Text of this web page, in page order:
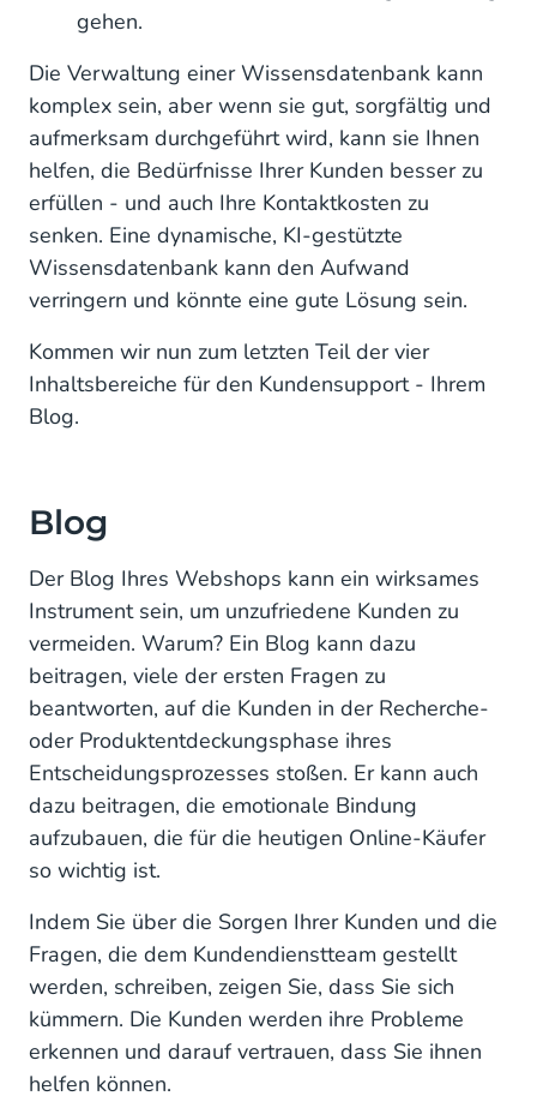
gehen.
Die Verwaltung einer Wissensdatenbank kann
komplex sein, aber wenn sie gut, sorgfältig und
aufmerksam durchgeführt wird, kann sie Ihnen
helfen, die Bedürfnisse Ihrer Kunden besser zu
erfüllen - und auch Ihre Kontaktkosten zu
senken. Eine dynamische, KI-gestützte
Wissensdatenbank kann den Aufwand
verringern und könnte eine gute Lösung sein.
Kommen wir nun zum letzten Teil der vier
Inhaltsbereiche für den Kundensupport - Ihrem
Blog.
Blog
Der Blog Ihres Webshops kann ein wirksames
Instrument sein, um unzufriedene Kunden zu
vermeiden. Warum? Ein Blog kann dazu
beitragen, viele der ersten Fragen zu
beantworten, auf die Kunden in der Recherche-
oder Produktentdeckungsphase ihres
Entscheidungsprozesses stoßen. Er kann auch
dazu beitragen, die emotionale Bindung
aufzubauen, die für die heutigen Online-Käufer
so wichtig ist.
Indem Sie über die Sorgen Ihrer Kunden und die
Fragen, die dem Kundendienstteam gestellt
werden, schreiben, zeigen Sie, dass Sie sich
kümmern. Die Kunden werden ihre Probleme
erkennen und darauf vertrauen, dass Sie ihnen
helfen können.